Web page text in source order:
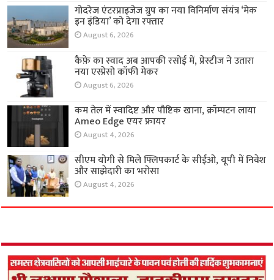
गोदरेज एंटरप्राइजेज ग्रुप का नया विनिर्माण संयंत्र ‘मेक
इन इंडिया’ को देगा रफ्तार
August 6, 2026
कैफ़े का स्वाद अब आपकी रसोई में, प्रेस्टीज ने उतारा
नया एस्प्रेसो कॉफी मेकर
August 6, 2026
कम तेल में स्वादिष्ट और पौष्टिक खाना, क्रॉम्पटन लाया
Ameo Edge एयर फ्रायर
August 4, 2026
सीएम योगी से मिले फ्लिपकार्ट के सीईओ, यूपी में निवेश
और साझेदारी का भरोसा
August 4, 2026